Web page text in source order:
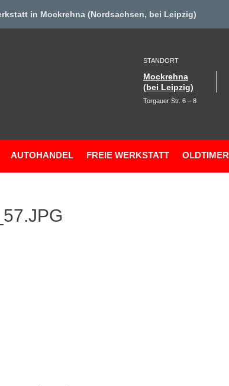
t in Mockrehna (Nordsachsen, bei Leipzig)
STANDORT
Mockrehna
(bei Leipzig)
Torgauer Str. 6 – 8
AUTOHANDEL FREIE WERKSTATT OLDTIMER